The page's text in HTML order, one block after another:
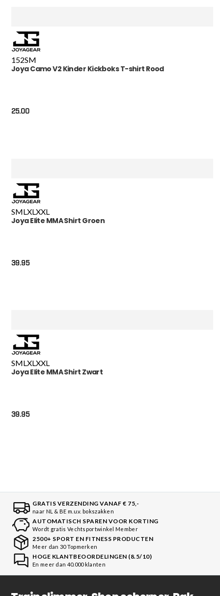
152SM
Joya Camo V2 Kinder Kickboks T-shirt Rood
25.00
SMLXLXXL
Joya Elite MMA Shirt Groen
39.95
SMLXLXXL
Joya Elite MMA Shirt Zwart
39.95
GRATIS VERZENDING VANAF € 75,-
naar NL & BE m.u.v. bokszakken
AUTOMATISCH SPAREN VOOR KORTING
Wordt gratis Vechtsportwinkel Member
2500+ SPORT EN FITNESS PRODUCTEN
Meer dan 30 Topmerken
HOGE KLANTBEOORDELINGEN (8.5/10)
En meer dan 40.000 klanten